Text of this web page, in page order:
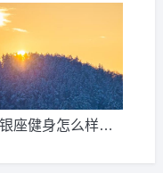
山东天然气费
准？
座健身怎么样，